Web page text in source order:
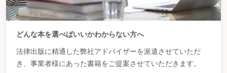
どんな本を選べばいいかわからない方へ
法律出版に精通した弊社アドバイザーを派遣させていただ
き、事業者様にあった書籍をご提案させていただきます。